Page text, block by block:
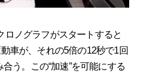
ノグラフがスタートすると
車が、それの5倍の12秒で1回
う。この“加速”を可能にする